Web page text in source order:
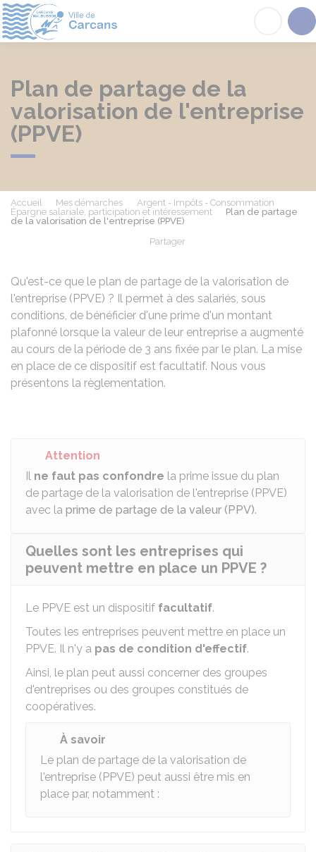
Plan de partage de la
valorisation de l'entreprise
(PPVE)
Accueil Mes démarches
Argent - Impôts - Consommation
Épargne salariale, participation et intéressement
Plan de partage
de la valorisation de l'entreprise (PPVE)
Partager
Qu'est-ce que le plan de partage de la valorisation de
l'entreprise (PPVE) ? Il permet à des salariés, sous
conditions, de bénéficier d'une prime d'un montant
plafonné lorsque la valeur de leur entreprise a augmenté
au cours de la période de 3 ans fixée par le plan. La mise
en place de ce dispositif est facultatif. Nous vous
présentons la règlementation.
Attention
Il ne faut pas confondre la prime issue du plan
de partage de la valorisation de l'entreprise (PPVE)
avec la prime de partage de la valeur (PPV).
Quelles sont les entreprises qui
peuvent mettre en place un PPVE ?
Le PPVE est un dispositif facultatif.
Toutes les entreprises peuvent mettre en place un
PPVE. Il n'y a pas de condition d'effectif.
Ainsi, le plan peut aussi concerner des groupes
d'entreprises ou des groupes constitués de
coopératives.
À savoir
Le plan de partage de la valorisation de
l'entreprise (PPVE) peut aussi être mis en
place par, notamment :